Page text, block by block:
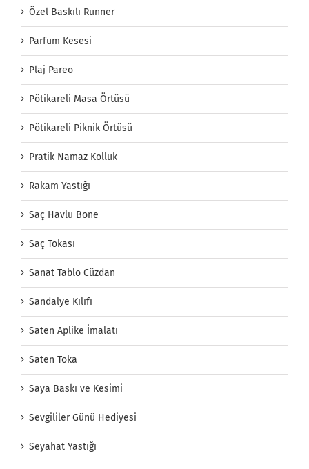
Özel Baskılı Runner
Parfüm Kesesi
Plaj Pareo
Pötikareli Masa Örtüsü
Pötikareli Piknik Örtüsü
Pratik Namaz Kolluk
Rakam Yastığı
Saç Havlu Bone
Saç Tokası
Sanat Tablo Cüzdan
Sandalye Kılıfı
Saten Aplike İmalatı
Saten Toka
Saya Baskı ve Kesimi
Sevgililer Günü Hediyesi
Seyahat Yastığı